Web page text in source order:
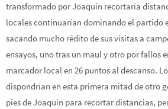
transformado por Joaquín recortaría
locales continuarían dominando el partido
sacando mucho rédito de sus visitas a
ensayos, uno tras un maul y otro por fallos
marcador local en 26 puntos al descanso.
dispondrían en esta primera mitad de otro
pies de Joaquín para recortar distancias,